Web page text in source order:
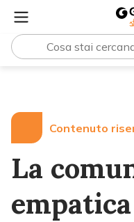
Contenuto
La
empatica